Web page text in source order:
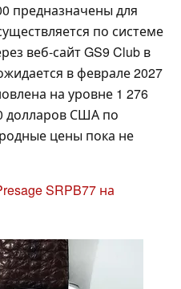
предназначены для
по системе
веб-сайт GS9 Club в
в феврале 2027
на уровне 1 276
долларов США по
цены пока не
SRPB77 на